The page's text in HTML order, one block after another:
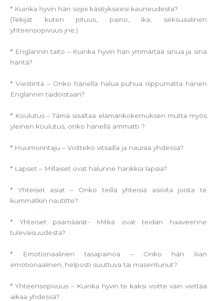
* Kuinka hyvin hän sopii käsitykseesi kauneudesta?
(Tekijät kuten pituus, paino, ikä, seksuaalinen
yhteensopivuus jne.)
* Englannin taito – Kuinka hyvin hän ymmärtää sinua ja sinä
häntä?
* Viestintä – Onko hänellä halua puhua riippumatta hänen
Englannin taidoistaan?
* Koulutus – Tämä sisältää elämänkokemuksen mutta myös
yleinen koulutus, onko hänellä ammatti ?
* Huumorintaju – Voitteko vitsailla ja nauraa yhdessä?
* Lapset – Millaiset ovat halunne hankkia lapsia?
* Yhteiset asiat – Onko teillä yhteisiä asioita joista te
kummatkin nautitte?
* Yhteiset päämäärät- Mitkä ovat teidän haaveenne
tulevaisuudesta?
* Emotionaalinen tasapainoa – Onko hän liian
emotionaalinen, helposti suuttuva tai masentunut?
* Yhteensopivuus – Kuinka hyvin te kaksi voitte vain viettää
aikaa yhdessä?